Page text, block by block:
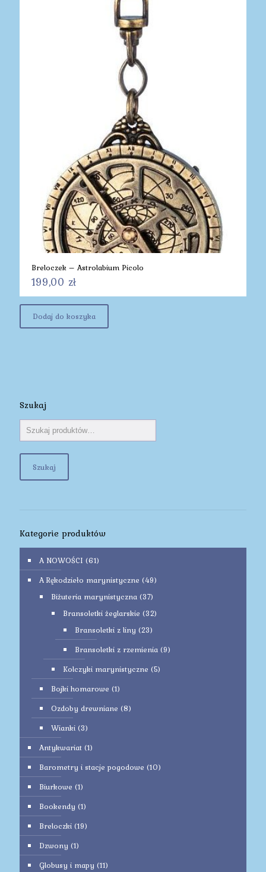
Breloczek – Astrolabium Picolo
199,00 zł
Dodaj do koszyka
Szukaj
Szukaj
Kategorie produktów
A NOWOŚCI (61)
A Rękodzieło marynistyczne (49)
Biżuteria marynistyczna (37)
Bransoletki żeglarskie (32)
Bransoletki z liny (23)
Bransoletki z rzemienia (9)
Kolczyki marynistyczne (5)
Bojki homarowe (1)
Ozdoby drewniane (8)
Wianki (3)
Antykwariat (1)
Barometry i stacje pogodowe (10)
Biurkowe (1)
Bookendy (1)
Breloczki (19)
Dzwony (1)
Globusy i mapy (11)